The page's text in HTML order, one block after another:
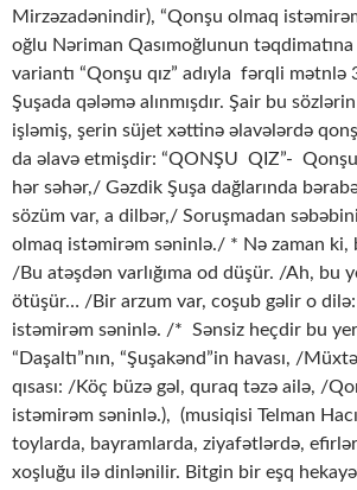
Mirzəzadənindir), “Qonşu olmaq
oğlu Nəriman Qasımoğlunun
variantı “Qonşu qız” adıyla fərqli
Şuşada qələmə alınmışdır. Şair bu
işləmiş, şerin süjet xəttinə əlavələrdə
da əlavə etmişdir: “QONŞU QIZ”-
hər səhər,/ Gəzdik Şuşa dağlarında
sözüm var, a dilbər,/ Soruşmadan
olmaq istəmirəm səninlə./ * Nə zaman ki,
/Bu atəşdən varlığıma od düşür. /Ah, bu
ötüşür… /Bir arzum var, coşub gəlir o
istəmirəm səninlə. /* Sənsiz heçdir bu
“Daşaltı”nın, “Şuşakənd”in havası, /
qısası: /Köç büzə gəl, quraq təzə ailə, /
istəmirəm səninlə.), (musiqisi Telman
toylarda, bayramlarda, ziyafətlərdə,
xoşluğu ilə dinlənilir. Bitgin bir eşq